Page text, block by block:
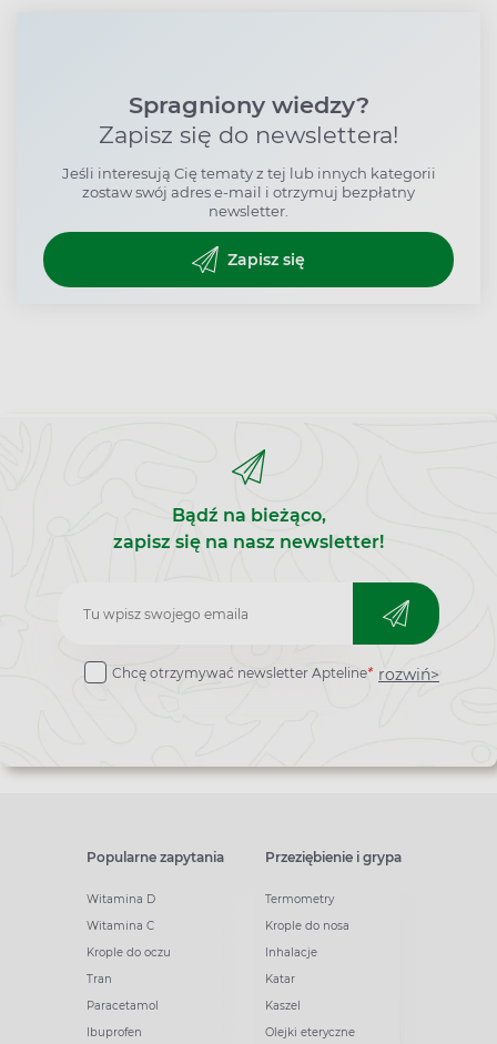
Spragniony wiedzy?
Zapisz się do newslettera!
Jeśli interesują Cię tematy z tej lub innych kategorii
zostaw swój adres e-mail i otrzymuj bezpłatny
newsletter.
Zapisz się
Bądź na bieżąco,
zapisz się na nasz newsletter!
Zapisz
do
Chcę otrzymywać newsletter Apteline* rozwiń>
Popularne zapytania
Witamina D
Witamina C
Krople do oczu
Tran
Paracetamol
Ibuprofen
Przeziębienie i grypa
Termometry
Krople do nosa
Inhalacje
Katar
Kaszel
Olejki eteryczne